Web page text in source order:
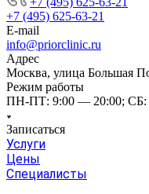
+7 (495) 625-63-21
E-mail
info@priorclinic.ru
Адрес
Москва, улица Большая
Режим работы
ПН-ПТ: 9:00 — 20:00; СБ:
Записаться
Услуги
Цены
Специалисты